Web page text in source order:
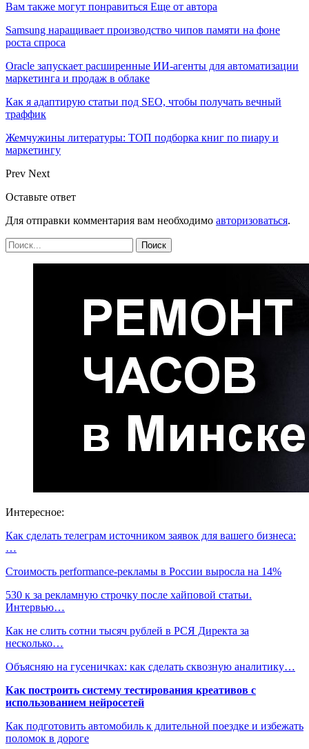
Вам также могут понравиться Еще от автора
Samsung наращивает производство чипов памяти на фоне
роста спроса
Oracle запускает расширенные ИИ‑агенты для автоматизации
маркетинга и продаж в облаке
Как я адаптирую статьи под SEO, чтобы получать вечный
траффик
Жемчужины литературы: ТОП подборка книг по пиару и
маркетингу
Prev Next
Оставьте ответ
Для отправки комментария вам необходимо авторизоваться.
Интересное:
Как сделать телеграм источником заявок для вашего бизнеса:
…
Стоимость performance-рекламы в России выросла на 14%
530 к за рекламную строчку после хайповой статьи.
Интервью…
Как не слить сотни тысяч рублей в РСЯ Директа за
несколько…
Объясняю на гусеничках: как сделать сквозную аналитику…
Как построить систему тестирования креативов с
использованием нейросетей
Как подготовить автомобиль к длительной поездке и избежать
поломок в дороге